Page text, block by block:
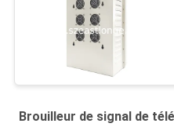
Brouilleur de signal de